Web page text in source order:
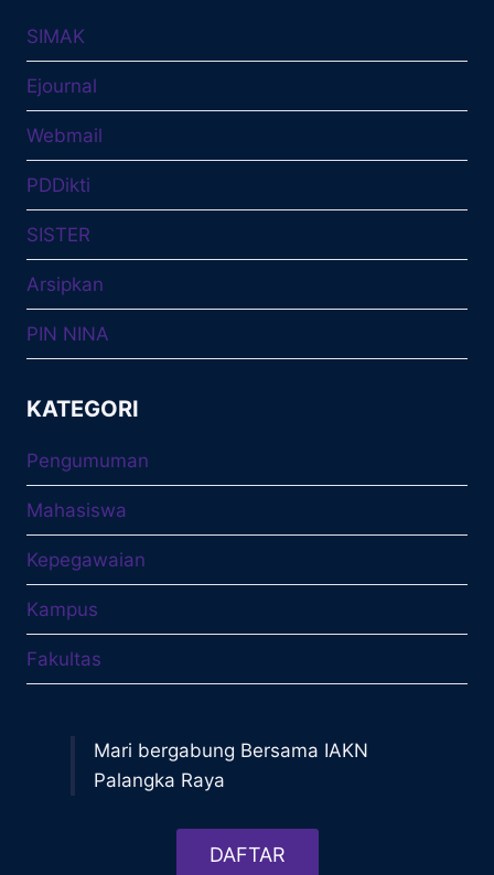
SIMAK
Ejournal
Webmail
PDDikti
SISTER
Arsipkan
PIN NINA
KATEGORI
Pengumuman
Mahasiswa
Kepegawaian
Kampus
Fakultas
Mari bergabung Bersama IAKN
Palangka Raya
DAFTAR